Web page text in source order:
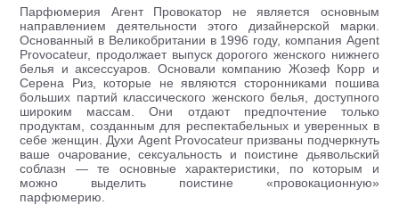
Парфюмерия Агент Провокатор не является основным
направлением деятельности этого дизайнерской марки.
Основанный в Великобритании в 1996 году, компания Agent
Provocateur, продолжает выпуск дорогого женского нижнего
белья и аксессуаров. Основали компанию Жозеф Корр и
Серена Риз, которые не являются сторонниками пошива
больших партий классического женского белья, доступного
широким массам. Они отдают предпочтение только
продуктам, созданным для респектабельных и уверенных в
себе женщин. Духи Agent Provocateur призваны подчеркнуть
ваше очарование, сексуальность и поистине дьявольский
соблазн — те основные характеристики, по которым и
можно выделить поистине «провокационную»
парфюмерию.